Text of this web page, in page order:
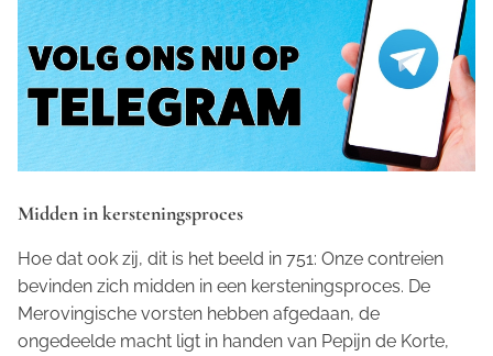
Midden in kersteningsproces
Hoe dat ook zij, dit is het beeld in 751: Onze contreien
bevinden zich midden in een kersteningsproces. De
Merovingische vorsten hebben afgedaan, de
ongedeelde macht ligt in handen van Pepijn de Korte,